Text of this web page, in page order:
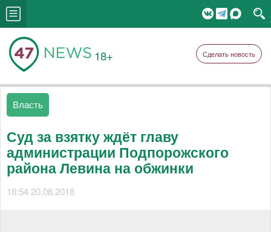
18+ Сделать новость
Власть
Суд за взятку ждёт главу
администрации Подпорожского
района Левина на обжинки
18:54 20.08.2018